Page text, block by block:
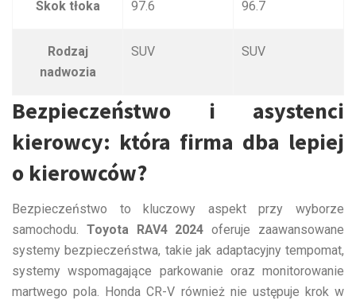
Skok tłoka 97.6 96.7
Rodzaj
nadwozia
SUV SUV
Bezpieczeństwo i asystenci
kierowcy: która firma dba lepiej
o kierowców?
Bezpieczeństwo to kluczowy aspekt przy wyborze
samochodu. Toyota RAV4 2024 oferuje zaawansowane
systemy bezpieczeństwa, takie jak adaptacyjny tempomat,
systemy wspomagające parkowanie oraz monitorowanie
martwego pola. Honda CR-V również nie ustępuje krok w